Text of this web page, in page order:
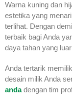
Warna kuning dan
estetika yang
terlihat. Dengan
terbaik bagi Anda
daya tahan yang
Anda tertarik
desain milik Anda
andadengan tim